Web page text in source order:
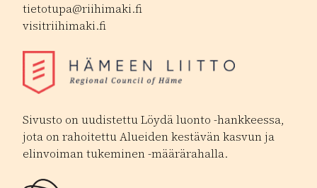
tietotupa@riihimaki.fi
visitriihimaki.fi
Sivusto on uudistettu Löydä luonto -hankkeessa,
jota on rahoitettu Alueiden kestävän kasvun ja
elinvoiman tukeminen -määrärahalla.